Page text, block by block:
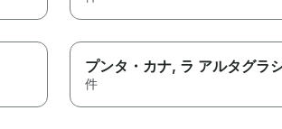
プンタ・カナ, ラ アルタグラ
件